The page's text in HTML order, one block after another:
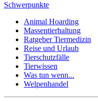
Schwerpunkte
Animal Hoarding
Massentierhaltung
Ratgeber Tiermedizin
Reise und Urlaub
Tierschutzfälle
Tierwissen
Was tun wenn...
Welpenhandel